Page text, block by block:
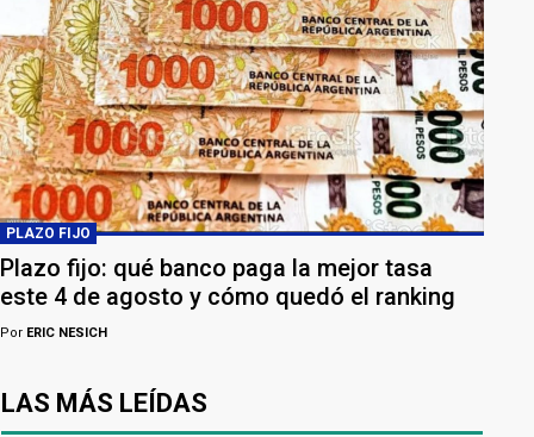
PLAZO FIJO
Plazo fijo: qué banco paga la mejor tasa
este 4 de agosto y cómo quedó el ranking
Por ERIC NESICH
LAS MÁS LEÍDAS